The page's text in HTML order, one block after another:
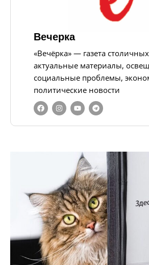
Вечерка
«Вечёрка» — газета
актуальные материалы,
социальные проблемы,
политические новости